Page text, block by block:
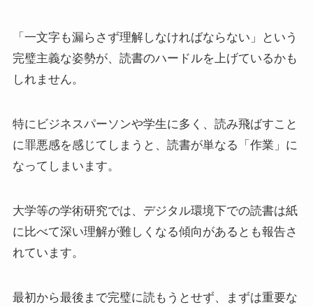
「一文字も漏らさず理解しなければならない」という
完璧主義な姿勢が、読書のハードルを上げているかも
しれません。
特にビジネスパーソンや学生に多く、読み飛ばすこと
に罪悪感を感じてしまうと、読書が単なる「作業」に
なってしまいます。
大学等の学術研究では、デジタル環境下での読書は紙
に比べて深い理解が難しくなる傾向があるとも報告さ
れています。
最初から最後まで完璧に読もうとせず、まずは重要な